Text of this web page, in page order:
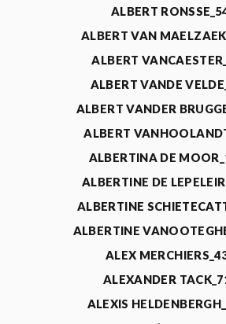
ALBERT
ALBERT VAN
ALBERT
ALBERT VANDE
ALBERT VANDER
ALBERT
ALBERTINA DE
ALBERTINE DE
ALBERTINE
ALBERTINE
ALEX
ALEXANDER
ALEXIS